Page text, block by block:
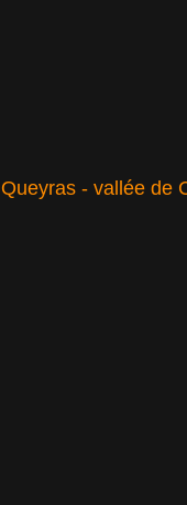
Queyras - vallée de